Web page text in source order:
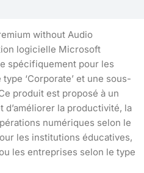
without Audio
logicielle Microsoft
spécifiquement pour les
‘Corporate’ et une sous-
produit est proposé à un
d’améliorer la productivité, la
numériques selon le
les institutions éducatives,
les entreprises selon le type